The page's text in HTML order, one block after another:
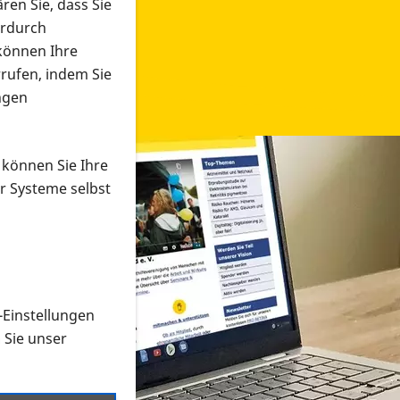
Formaten an
suchen und dieses bestellen bzw. herunterladen
Sie, dass Sie
Ihre
indem Sie
Sie Ihre
Systeme selbst
unser